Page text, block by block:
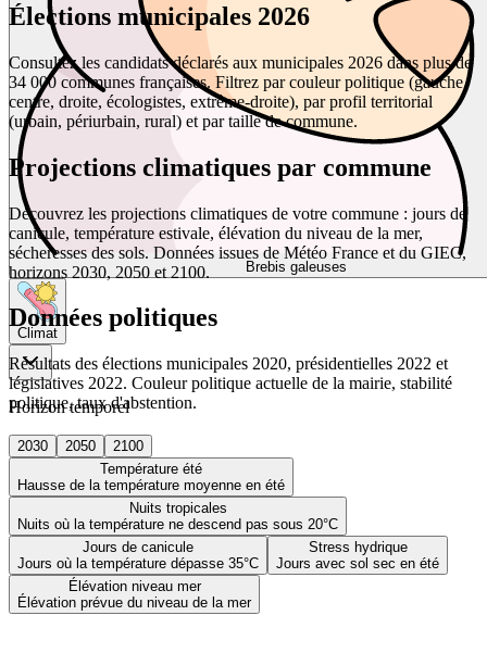
Brebis galeuses
Climat
Horizon temporel
2030 2050
2100
Température été
Hausse de la température moyenne en été
Nuits tropicales
Nuits où la température ne descend pas sous 20°C
Jours de canicule
Jours où la température dépasse 35°C
Stress hydrique
Jours avec sol sec en été
Élévation niveau mer
Élévation prévue du niveau de la mer
Élections municipales 2026
Consultez les candidats déclarés aux municipales 2026 dans plus de
34 000 communes françaises. Filtrez par couleur politique (gauche,
centre, droite, écologistes, extrême-droite), par profil territorial
(urbain, périurbain, rural) et par taille de commune.
Projections climatiques par commune
Découvrez les projections climatiques de votre commune : jours de
canicule, température estivale, élévation du niveau de la mer,
sécheresses des sols. Données issues de Météo France et du GIEC,
horizons 2030, 2050 et 2100.
Données politiques
Résultats des élections municipales 2020, présidentielles 2022 et
législatives 2022. Couleur politique actuelle de la mairie, stabilité
politique, taux d'abstention.